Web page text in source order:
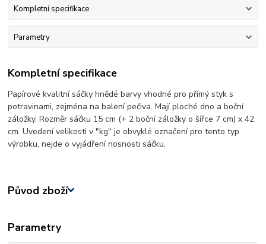
Kompletní specifikace
Parametry
Kompletní specifikace
Papírové kvalitní sáčky hnědé barvy vhodné pro přímý styk s
potravinami, zejména na balení pečiva. Mají ploché dno a boční
záložky. Rozměr sáčku 15 cm (+ 2 boční záložky o šířce 7 cm) x 42
cm. Uvedení velikosti v "kg" je obvyklé označení pro tento typ
výrobku, nejde o vyjádření nosnosti sáčku.
Původ zboží
Parametry